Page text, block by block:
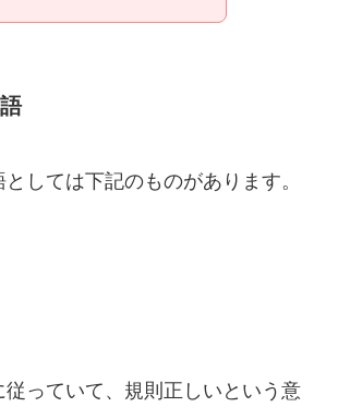
しては下記のものがあります。
っていて、規則正しいという意